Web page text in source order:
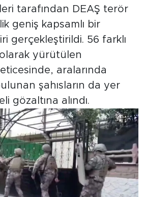
tarafından DEAŞ terör
geniş kapsamlı bir
gerçekleştirildi. 56 farklı
yürütülen
aralarında
şahısların da yer
gözaltına alındı.